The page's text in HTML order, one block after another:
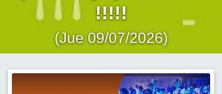
!!!!!
(Jue 09/07/2026)